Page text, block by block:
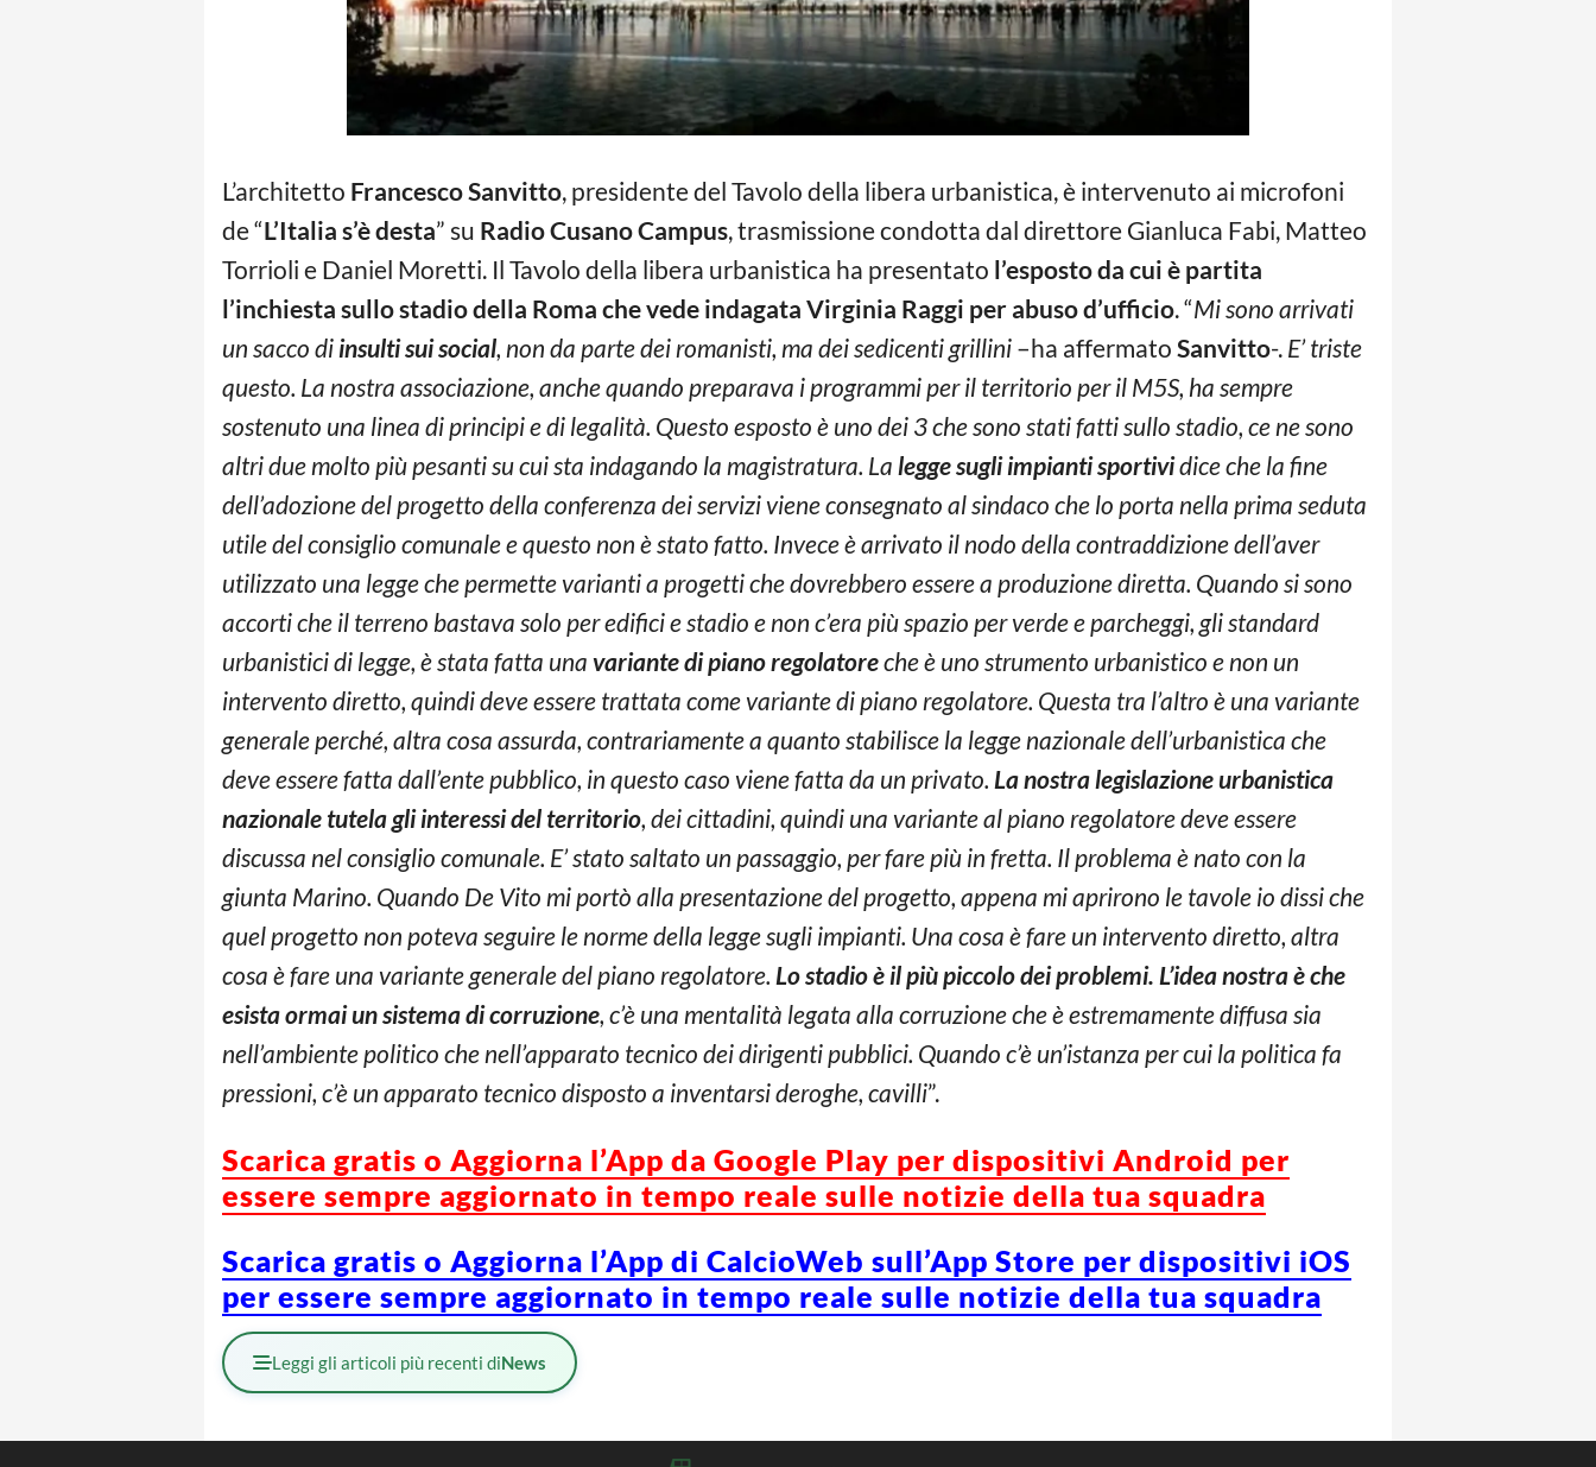
L’architetto Francesco Sanvitto, presidente del Tavolo della libera urbanistica, è intervenuto ai microfoni
de “L’Italia s’è desta” su Radio Cusano Campus, trasmissione condotta dal direttore Gianluca Fabi, Matteo
Torrioli e Daniel Moretti. Il Tavolo della libera urbanistica ha presentato l’esposto da cui è partita
l’inchiesta sullo stadio della Roma che vede indagata Virginia Raggi per abuso d’ufficio. “Mi sono arrivati
un sacco di insulti sui social, non da parte dei romanisti, ma dei sedicenti grillini –ha affermato Sanvitto-. E’ triste
questo. La nostra associazione, anche quando preparava i programmi per il territorio per il M5S, ha sempre
sostenuto una linea di principi e di legalità. Questo esposto è uno dei 3 che sono stati fatti sullo stadio, ce ne sono
altri due molto più pesanti su cui sta indagando la magistratura. La legge sugli impianti sportividice che la fine
dell’adozione del progetto della conferenza dei servizi viene consegnato al sindaco che lo porta nella prima seduta
utile del consiglio comunale e questo non è stato fatto. Invece è arrivato il nodo della contraddizione dell’aver
utilizzato una legge che permette varianti a progetti che dovrebbero essere a produzione diretta. Quando si sono
accorti che il terreno bastava solo per edifici e stadio e non c’era più spazio per verde e parcheggi, gli standard
urbanistici di legge, è stata fatta una variante di piano regolatoreche è uno strumento urbanistico e non un
intervento diretto, quindi deve essere trattata come variante di piano regolatore. Questa tra l’altro è una variante
generale perché, altra cosa assurda, contrariamente a quanto stabilisce la legge nazionale dell’urbanistica che
deve essere fatta dall’ente pubblico, in questo caso viene fatta da un privato. La nostra legislazione urbanistica
nazionale tutela gli interessi del territorio, dei cittadini, quindi una variante al piano regolatore deve essere
discussa nel consiglio comunale. E’ stato saltato un passaggio, per fare più in fretta. Il problema è nato con la
giunta Marino. Quando De Vito mi portò alla presentazione del progetto, appena mi aprirono le tavole io dissi che
quel progetto non poteva seguire le norme della legge sugli impianti. Una cosa è fare un intervento diretto, altra
cosa è fare una variante generale del piano regolatore. Lo stadio è il più piccolo dei problemi. L’idea nostra è che
esista ormai un sistema di corruzione, c’è una mentalità legata alla corruzione che è estremamente diffusa sia
nell’ambiente politico che nell’apparato tecnico dei dirigenti pubblici. Quando c’è un’istanza per cui la politica fa
pressioni, c’è un apparato tecnico disposto a inventarsi deroghe, cavilli”.
Scarica gratis o Aggiorna l’App da Google Play per dispositivi Android per
essere sempre aggiornato in tempo reale sulle notizie della tua squadra
Scarica gratis o Aggiorna l’App di CalcioWeb sull’App Store per dispositivi iOS
per essere sempre aggiornato in tempo reale sulle notizie della tua squadra
Leggi gli articoli più recenti diNews